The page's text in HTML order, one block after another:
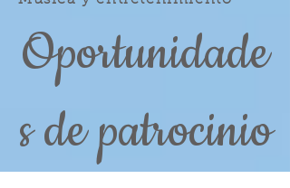
Oportunidade
s de patrocinio